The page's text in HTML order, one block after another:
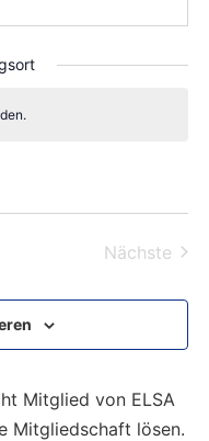
Nächste
Mitglied von ELSA
Mitgliedschaft lösen.